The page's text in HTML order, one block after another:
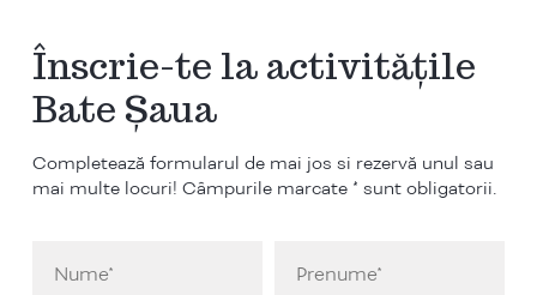
Înscrie-te la activitățile
Bate Șaua
Completează formularul de mai jos si rezervă unul sau
mai multe locuri! Câmpurile marcate * sunt obligatorii.